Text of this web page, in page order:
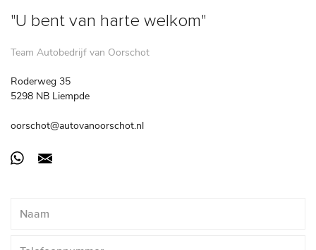
"U bent van harte welkom"
Team Autobedrijf van Oorschot
Roderweg 35
5298 NB Liempde
oorschot@autovanoorschot.nl